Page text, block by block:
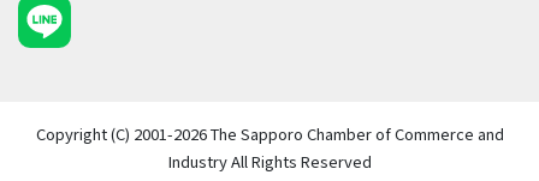
Copyright (C) 2001-2026 The Sapporo Chamber of Commerce and
Industry All Rights Reserved